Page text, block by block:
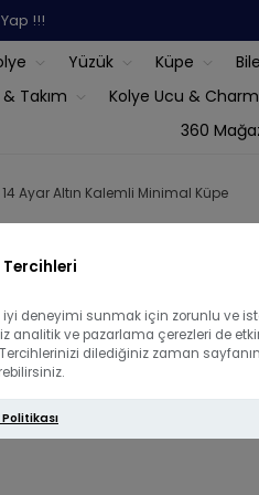
Tercihleri
iyi deneyimi sunmak için zorunlu ve
analitik ve pazarlama çerezleri de
Tercihlerinizi dilediğiniz zaman
!!!
Yüzük Küpe
Takım
Kolye Ucu & Charm
360
14 Ayar Altın Kalemli Minimal Küpe